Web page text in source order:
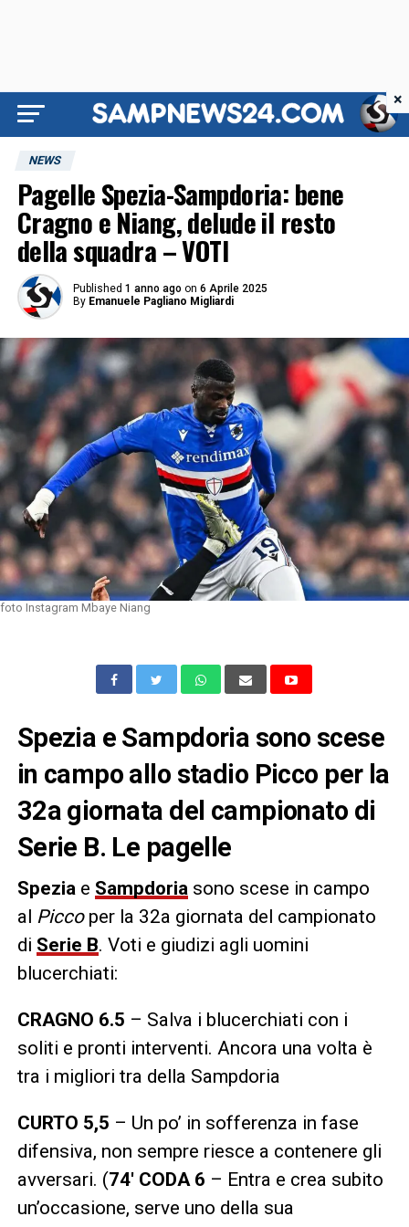
NEWS
Pagelle Spezia-Sampdoria: bene
Cragno e Niang, delude il resto
della squadra – VOTI
Published 1 anno ago on 6 Aprile 2025
By Emanuele Pagliano Migliardi
foto Instagram Mbaye Niang
Spezia e Sampdoria sono scese
in campo allo stadio Picco per la
32a giornata del campionato di
Serie B. Le pagelle
Spezia e Sampdoria sono scese in campo
al Piccoper la 32a giornata del campionato
di Serie B. Voti e giudizi agli uomini
blucerchiati:
CRAGNO 6.5 – Salva i blucerchiati con i
soliti e pronti interventi. Ancora una volta è
tra i migliori tra della Sampdoria
CURTO 5,5 – Un po’ in sofferenza in fase
difensiva, non sempre riesce a contenere gli
avversari. (74′ CODA 6 – Entra e crea subito
un’occasione, serve uno della sua
×